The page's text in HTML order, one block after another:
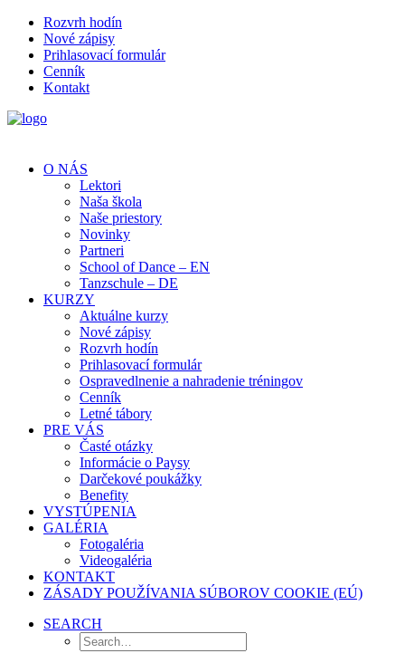
Rozvrh hodín
Nové zápisy
Prihlasovací formulár
Cenník
Kontakt
O NÁS
Lektori
Naša škola
Naše priestory
Novinky
Partneri
School of Dance – EN
Tanzschule – DE
KURZY
Aktuálne kurzy
Nové zápisy
Rozvrh hodín
Prihlasovací formulár
Ospravedlnenie a nahradenie tréningov
Cenník
Letné tábory
PRE VÁS
Časté otázky
Informácie o Paysy
Darčekové poukážky
Benefity
VYSTÚPENIA
GALÉRIA
Fotogaléria
Videogaléria
KONTAKT
ZÁSADY POUŽÍVANIA SÚBOROV COOKIE (EÚ)
SEARCH